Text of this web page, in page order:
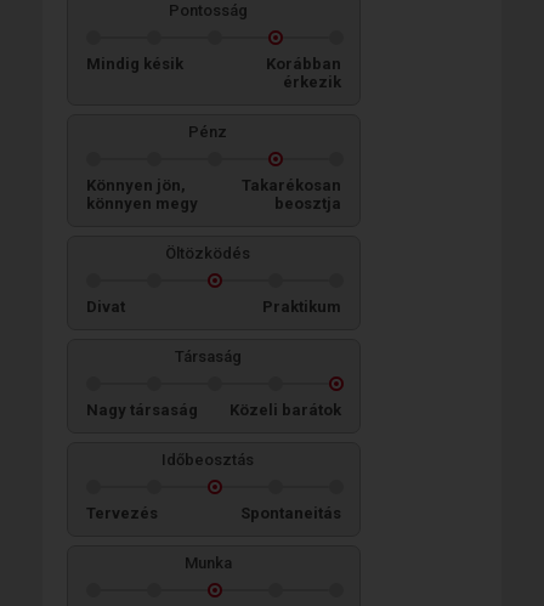
Pontosság
Mindig késik
Korábban
érkezik
Pénz
Könnyen jön,
könnyen megy
Takarékosan
beosztja
Öltözködés
Divat Praktikum
Társaság
Nagy társaság Közeli barátok
Időbeosztás
Tervezés Spontaneitás
Munka